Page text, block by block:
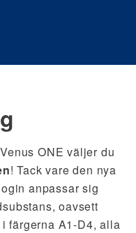
ONE väljer du
! Tack vare den nya
anpassar sig
oavsett
färgerna A1-D4, alla